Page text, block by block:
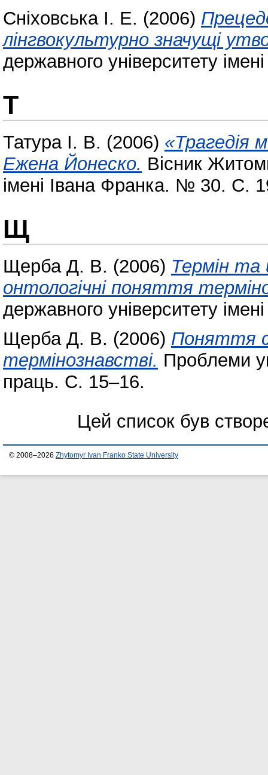
Сніховська І. Е. (2006)
лінгвокультурно значущі
державного університету
Т
Татура І. В. (2006) «Трагедія
Ежена Йонеско. Вісник
імені Івана Франка. № 30. С.
Щ
Щерба Д. В. (2006) Термін та
онтологічні поняття
державного університету
Щерба Д. В. (2006) Поняття
термінознавстві. Проблеми
праць. С. 15–16.
Цей список був
© 2008–2026 Zhytomyr Ivan Franko State University